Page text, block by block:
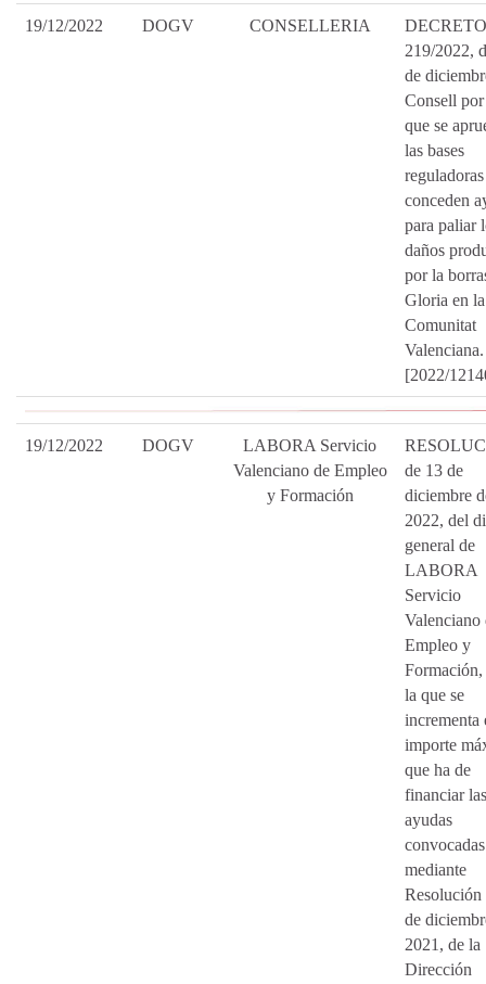
19/12/2022 DOGV CONSELLERIA
DECRETO
219/2022,
de
Consell
que se
las bases
conceden
para paliar
daños
por la
Gloria en la
Comunitat
Valenciana.
[2022/
19/12/2022 DOGV
LABORA Servicio
Valenciano de Empleo
y Formación
de 13 de
diciembre
2022, del
general de
LABORA
Servicio
Valenciano
Empleo y
la que se
incrementa
importe
que ha de
financiar las
ayudas
convocadas
mediante
Resolución
de
2021, de la
Dirección